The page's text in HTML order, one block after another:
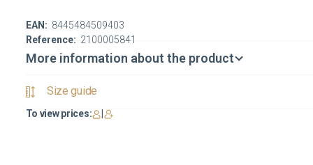
Reference: 2100005841
EAN: 8445484509403
More information about the product
Size guide
To view prices: